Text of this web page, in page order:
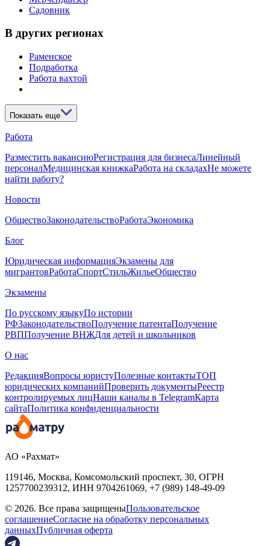
Садовник
В других регионах
Раменское
Подработка
Работа вахтой
Показать еще
Работа
Разместить вакансиюРегистрация для бизнесаЛинейный
персоналМедицинская книжкаРабота на складахНе можете
найти работу?
Новости
ОбществоЗаконодательствоРаботаЭкономика
Блог
Юридическая информацияЭкзамены для
мигрантовРаботаСпортСтильЖильеОбщество
Экзамены
По русскому языкуПо истории
РФЗаконодательствоПолучение патентаПолучение
РВППолучение ВНЖДля детей и школьников
О нас
РедакцияВопросы юристуПолезные контактыТОП
юридических компанийПроверить документыРеестр
контролируемых лицНаши каналы в TelegramКарта
сайтаПолитика конфиденциальности
АО «Рахмат»
119146, Москва, Комсомольский проспект, 30, ОГРН
1257700239312, ИНН 9704261069, +7 (989) 148-49-09
© 2026. Все права защищеныПользовательское
соглашениеСогласие на обработку персональных
данныхПубличная оферта